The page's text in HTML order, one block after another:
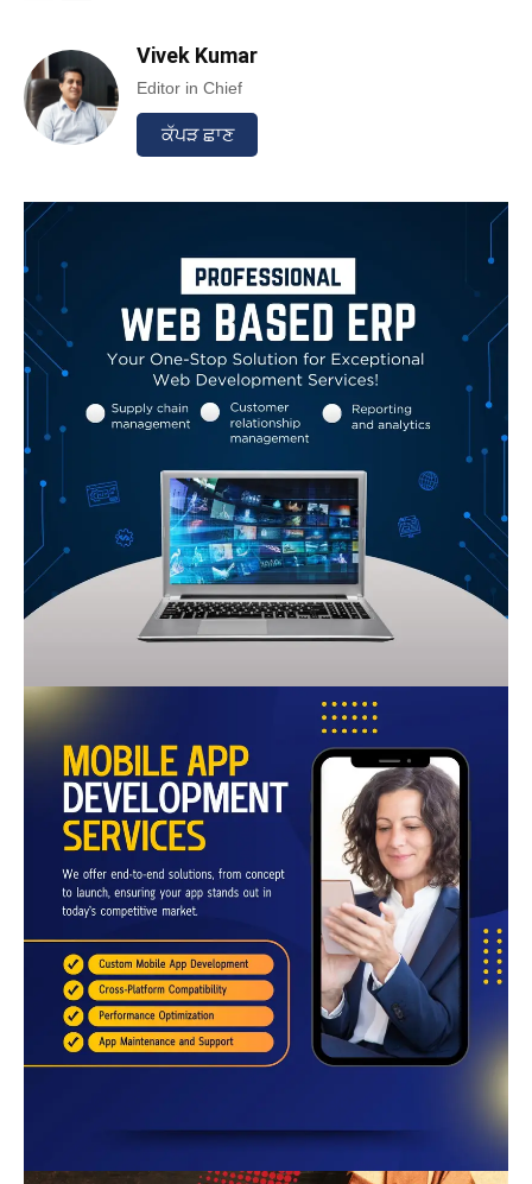
Vivek Kumar
Editor in Chief
ਕੱਪੜ ਛਾਣ